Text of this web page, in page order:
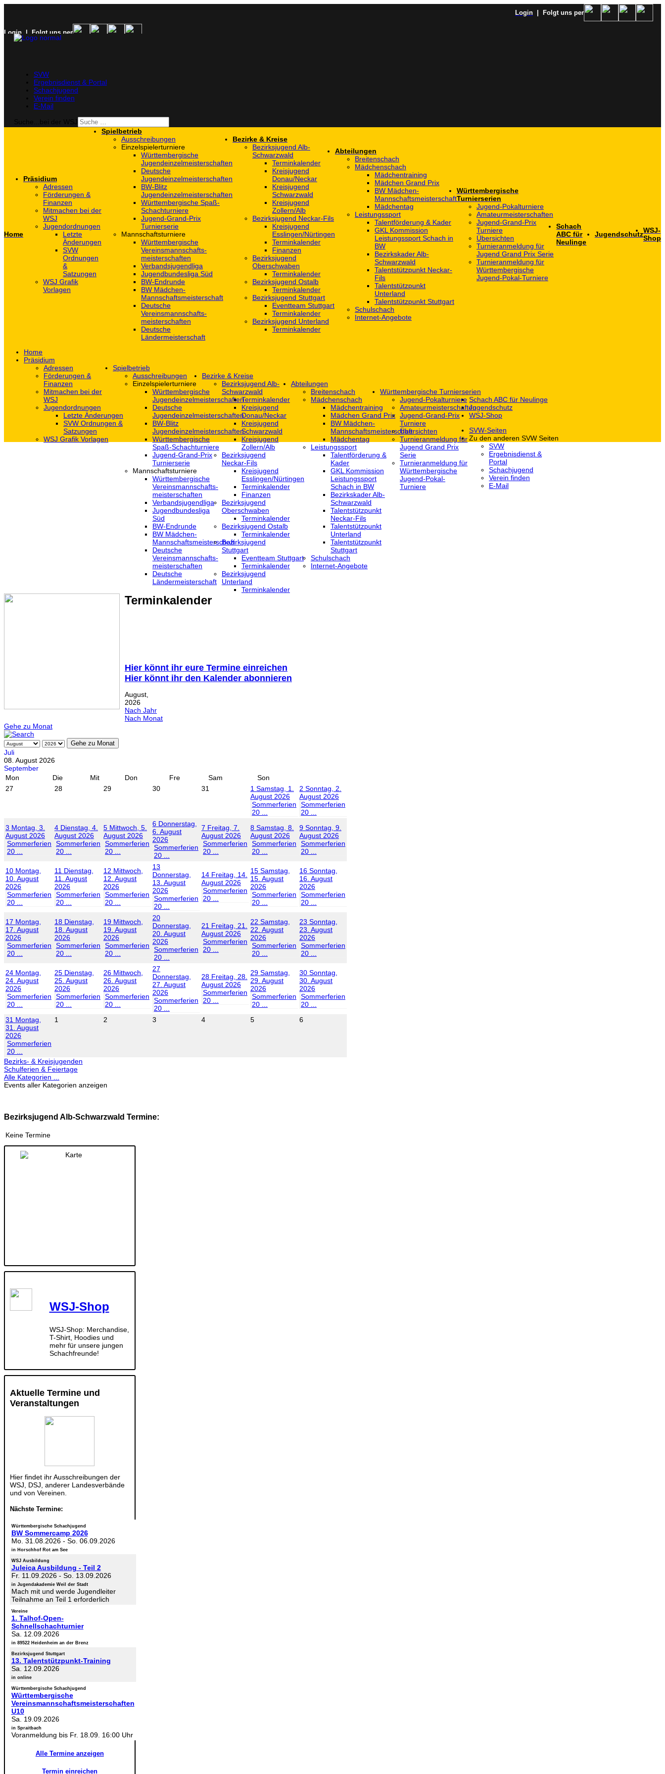
Login | Folgt uns per
Login | Folgt uns per
SVW
Ergebnisdienst & Portal
Schachjugend
Verein finden
E-Mail
Home
Präsidium
Adressen
Förderungen &
Finanzen
Mitmachen bei der
WSJ
Jugendordnungen
Letzte
Änderungen
SVW
Ordnungen
&
Satzungen
WSJ Grafik
Vorlagen
Spielbetrieb
Ausschreibungen
Einzelspielerturniere
Württembergische
Jugendeinzelmeisterschaften
Deutsche
Jugendeinzelmeisterschaften
BW-Blitz
Jugendeinzelmeisterschaften
Württembergische Spaß-
Schachturniere
Jugend-Grand-Prix
Turnierserie
Mannschaftsturniere
Württembergische
Vereinsmannschafts-
meisterschaften
Verbandsjugendliga
Jugendbundesliga Süd
BW-Endrunde
BW Mädchen-
Mannschaftsmeisterschaft
Deutsche
Vereinsmannschafts-
meisterschaften
Deutsche
Ländermeisterschaft
Bezirke & Kreise
Bezirksjugend Alb-
Schwarzwald
Terminkalender
Kreisjugend
Donau/Neckar
Kreisjugend
Schwarzwald
Kreisjugend
Zollern/Alb
Bezirksjugend Neckar-Fils
Kreisjugend
‎Esslingen/Nürtingen
Terminkalender
Finanzen
Bezirksjugend
Oberschwaben
Terminkalender
Bezirksjugend Ostalb
Terminkalender
Bezirksjugend Stuttgart
‎Eventteam Stuttgart
Terminkalender
Bezirksjugend Unterland
Terminkalender
Abteilungen
Breitenschach
Mädchenschach
Mädchentraining
Mädchen Grand Prix
BW Mädchen-
Mannschaftsmeisterschaft
Mädchentag
Leistungssport
Talentförderung & Kader
GKL Kommission
Leistungssport Schach in
BW
Bezirkskader Alb-
Schwarzwald
Talentstützpunkt Neckar-
Fils
Talentstützpunkt
Unterland
Talentstützpunkt Stuttgart
Schulschach
Internet-Angebote
Württembergische
Turnierserien
Jugend-Pokalturniere
Amateurmeisterschaften
Jugend-Grand-Prix
Turniere
Übersichten
Turnieranmeldung für
Jugend Grand Prix Serie
Turnieranmeldung für
Württembergische
Jugend-Pokal-Turniere
Schach
ABC für
Neulinge
JugendschutzWSJ-
Shop
Home
Präsidium
Adressen
Förderungen &
Finanzen
Mitmachen bei der
WSJ
Jugendordnungen
Letzte Änderungen
SVW Ordnungen &
Satzungen
WSJ Grafik Vorlagen
Spielbetrieb
Ausschreibungen
Einzelspielerturniere
Württembergische
Jugendeinzelmeisterschaften
Deutsche
Jugendeinzelmeisterschaften
BW-Blitz
Jugendeinzelmeisterschaften
Württembergische
Spaß-Schachturniere
Jugend-Grand-Prix
Turnierserie
Mannschaftsturniere
Württembergische
Vereinsmannschafts-
meisterschaften
Verbandsjugendliga
Jugendbundesliga
Süd
BW-Endrunde
BW Mädchen-
Mannschaftsmeisterschaft
Deutsche
Vereinsmannschafts-
meisterschaften
Deutsche
Ländermeisterschaft
Bezirke & Kreise
Bezirksjugend Alb-
Schwarzwald
Terminkalender
Kreisjugend
Donau/Neckar
Kreisjugend
Schwarzwald
Kreisjugend
Zollern/Alb
Bezirksjugend
Neckar-Fils
Kreisjugend
‎Esslingen/Nürtingen
Terminkalender
Finanzen
Bezirksjugend
Oberschwaben
Terminkalender
Bezirksjugend Ostalb
Terminkalender
Bezirksjugend
Stuttgart
‎Eventteam Stuttgart
Terminkalender
Bezirksjugend
Unterland
Terminkalender
Abteilungen
Breitenschach
Mädchenschach
Mädchentraining
Mädchen Grand Prix
BW Mädchen-
Mannschaftsmeisterschaft
Mädchentag
Leistungssport
Talentförderung &
Kader
GKL Kommission
Leistungssport
Schach in BW
Bezirkskader Alb-
Schwarzwald
Talentstützpunkt
Neckar-Fils
Talentstützpunkt
Unterland
Talentstützpunkt
Stuttgart
Schulschach
Internet-Angebote
Württembergische Turnierserien
Jugend-Pokalturniere
Amateurmeisterschaften
Jugend-Grand-Prix
Turniere
Übersichten
Turnieranmeldung für
Jugend Grand Prix
Serie
Turnieranmeldung für
Württembergische
Jugend-Pokal-
Turniere
Schach ABC für Neulinge
Jugendschutz
WSJ-Shop
SVW-Seiten
Zu den anderen SVW Seiten
SVW
Ergebnisdienst &
Portal
Schachjugend
Verein finden
E-Mail
Terminkalender
Hier könnt ihr eure Termine einreichen
Hier könnt ihr den Kalender abonnieren
August,
2026
Nach Jahr
Nach Monat
Gehe zu Monat
Gehe zu Monat
Juli
08. August 2026
September
Mon
Die Mit Don Fre Sam
Son
27
28 29 30 31 1 Samstag, 1.
August 2026
Sommerferien
20 ...
2 Sonntag, 2.
August 2026
Sommerferien
20 ...
3 Montag, 3.
August 2026
Sommerferien
20 ...
4 Dienstag, 4.
August 2026
Sommerferien
20 ...
5 Mittwoch, 5.
August 2026
Sommerferien
20 ...
6 Donnerstag,
6. August
2026
Sommerferien
20 ...
7 Freitag, 7.
August 2026
Sommerferien
20 ...
8 Samstag, 8.
August 2026
Sommerferien
20 ...
9 Sonntag, 9.
August 2026
Sommerferien
20 ...
10 Montag,
10. August
2026
Sommerferien
20 ...
11 Dienstag,
11. August
2026
Sommerferien
20 ...
12 Mittwoch,
12. August
2026
Sommerferien
20 ...
13
Donnerstag,
13. August
2026
Sommerferien
20 ...
14 Freitag, 14.
August 2026
Sommerferien
20 ...
15 Samstag,
15. August
2026
Sommerferien
20 ...
16 Sonntag,
16. August
2026
Sommerferien
20 ...
17 Montag,
17. August
2026
Sommerferien
20 ...
18 Dienstag,
18. August
2026
Sommerferien
20 ...
19 Mittwoch,
19. August
2026
Sommerferien
20 ...
20
Donnerstag,
20. August
2026
Sommerferien
20 ...
21 Freitag, 21.
August 2026
Sommerferien
20 ...
22 Samstag,
22. August
2026
Sommerferien
20 ...
23 Sonntag,
23. August
2026
Sommerferien
20 ...
24 Montag,
24. August
2026
Sommerferien
20 ...
25 Dienstag,
25. August
2026
Sommerferien
20 ...
26 Mittwoch,
26. August
2026
Sommerferien
20 ...
27
Donnerstag,
27. August
2026
Sommerferien
20 ...
28 Freitag, 28.
August 2026
Sommerferien
20 ...
29 Samstag,
29. August
2026
Sommerferien
20 ...
30 Sonntag,
30. August
2026
Sommerferien
20 ...
31 Montag,
31. August
2026
Sommerferien
20 ...
1 2 3 4 5 6
Bezirks- & Kreisjugenden
Schulferien & Feiertage
Alle Kategorien ...
Events aller Kategorien anzeigen
Bezirksjugend Alb-Schwarzwald Termine:
Keine Termine
WSJ-Shop
WSJ-Shop: Merchandise,
T-Shirt, Hoodies und
mehr für unsere jungen
Schachfreunde!
Aktuelle Termine und
Veranstaltungen
Hier findet ihr Ausschreibungen der
WSJ, DSJ, anderer Landesverbände
und von Vereinen.
Nächste Termine:
Württembergische Schachjugend
BW Sommercamp 2026
Mo. 31.08.2026- So. 06.09.2026
in Horschhof Rot am See
WSJ Ausbildung
Juleica Ausbildung - Teil 2
Fr. 11.09.2026- So. 13.09.2026
in Jugendakademie Weil der Stadt
Mach mit und werde Jugendleiter
Teilnahme an Teil 1 erforderlich
Vereine
1. Talhof-Open-
Schnellschachturnier
Sa. 12.09.2026
in 89522 Heidenheim an der Brenz
Bezirksjugend Stuttgart
13. Talentstützpunkt-Training
Sa. 12.09.2026
in online
Württembergische Schachjugend
Württembergische
Vereinsmannschaftsmeisterschaften
U10
Sa. 19.09.2026
in Spraitbach
Voranmeldung bis Fr. 18.09. 16:00 Uhr
Alle Termine anzeigen
Termin einreichen